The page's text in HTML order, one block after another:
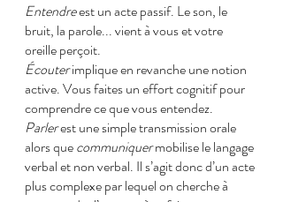
Entendre est un acte passif. Le son, le
bruit, la parole... vient à vous et votre
oreille perçoit.
Écouter implique en revanche une notion
active. Vous faites un effort cognitif pour
comprendre ce que vous entendez.
Parler est une simple transmission orale
alors que communiquer mobilise le langage
verbal et non verbal. Il s’agit donc d’un acte
plus complexe par lequel on cherche à